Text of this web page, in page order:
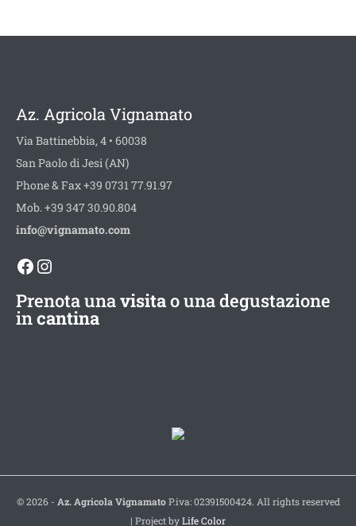
Az. Agricola Vignamato
Via Battinebbia, 4 • 60038
San Paolo di Jesi (AN)
Phone & Fax +39 0731 77.91.97
Mob. +39 347 30.90.804
info@vignamato.com
Facebook
Instagram
Prenota unavisitao una degustazione
incantina
© 2026 - Az. Agricola VignamatoP.iva: 02391500424. All rights reserved
| Project byLife Color